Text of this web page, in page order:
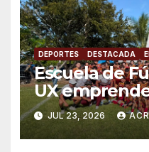
DEPORTES DESTACADA
Escuela de
UX
aventura en
2026
JUL 23, 2026